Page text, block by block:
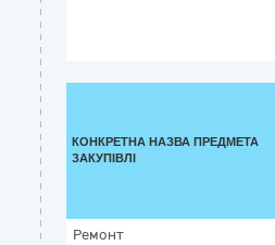
КОНКРЕТНА НАЗВА ПРЕДМЕТА
ЗАКУПІВЛІ
Ремонт